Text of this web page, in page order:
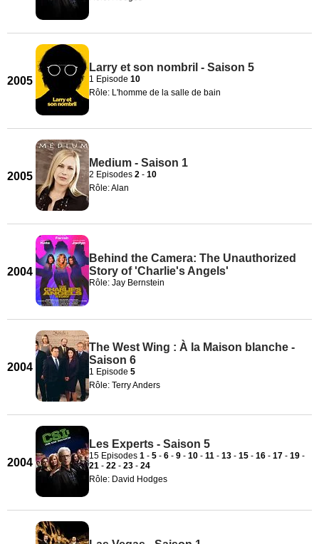
2005
Larry et son nombril - Saison 5
1 Episode 10
Rôle: L'homme de la salle de bain
2005
Medium - Saison 1
2 Episodes 2 - 10
Rôle: Alan
2004
Behind the Camera: The Unauthorized
Story of 'Charlie's Angels'
Rôle: Jay Bernstein
2004
The West Wing : À la Maison blanche -
Saison 6
1 Episode 5
Rôle: Terry Anders
2004
Les Experts - Saison 5
15 Episodes 1 - 5 - 6 - 9 - 10 - 11 - 13 - 15 - 16 - 17 - 19 -
21 - 22 - 23 - 24
Rôle: David Hodges